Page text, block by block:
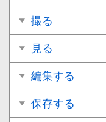
撮る
見る
編集する
保存する